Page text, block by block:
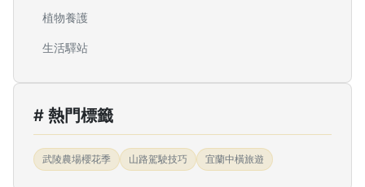
植物養護
生活驛站
# 熱門標籤
武陵農場櫻花季 山路駕駛技巧 宜蘭中橫旅遊